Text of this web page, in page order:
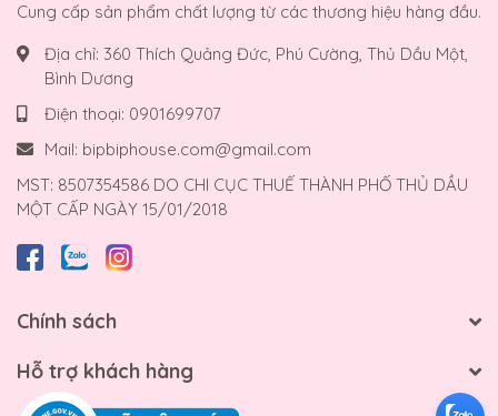
Cung cấp sản phẩm chất lượng từ các thương hiệu hàng đầu.
Địa chỉ: 360 Thích Quảng Đức, Phú Cường, Thủ Dầu Một,
Bình Dương
Điện thoại: 0901699707
Mail: bipbiphouse.com@gmail.com
MST: 8507354586 DO CHI CỤC THUẾ THÀNH PHỐ THỦ DẦU
MỘT CẤP NGÀY 15/01/2018
Chính sách
Hỗ trợ khách hàng